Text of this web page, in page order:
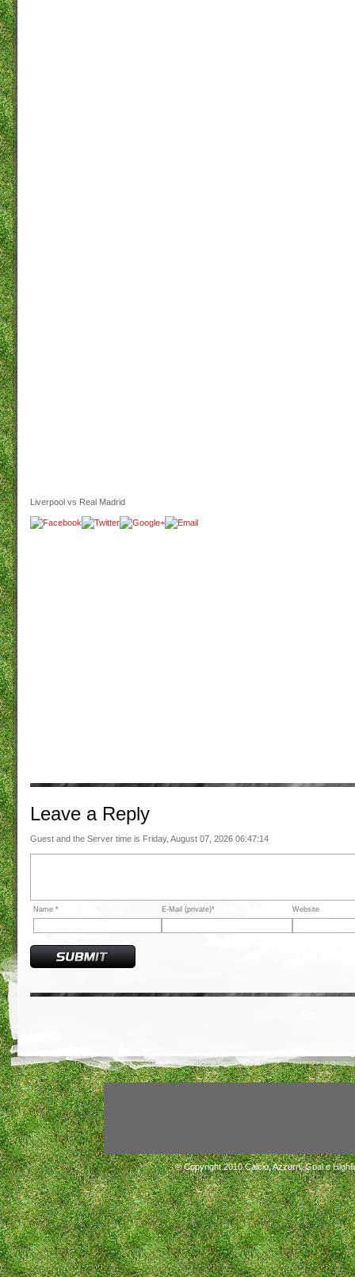
Liverpool vs Real Madrid
Leave a Reply
Guest and the Server time is Friday, August 07, 2026 06:47:14
Name * E-Mail (private)* Website
© Copyright 2010Calcio, Azzurri, Goal e